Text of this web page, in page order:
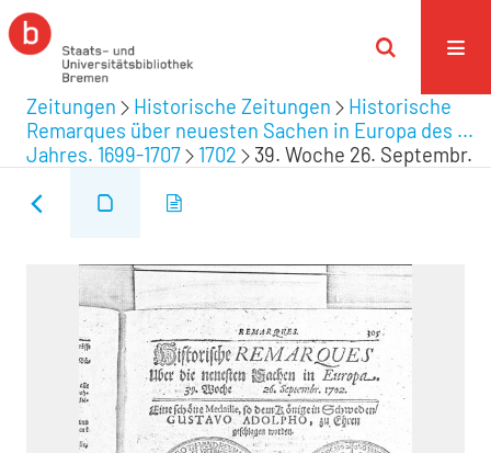
Zeitungen Historische Zeitungen
Historische
Remarques über neuesten Sachen in Europa des ...
Jahres. 1699-1707
1702 39. Woche 26. Septembr.